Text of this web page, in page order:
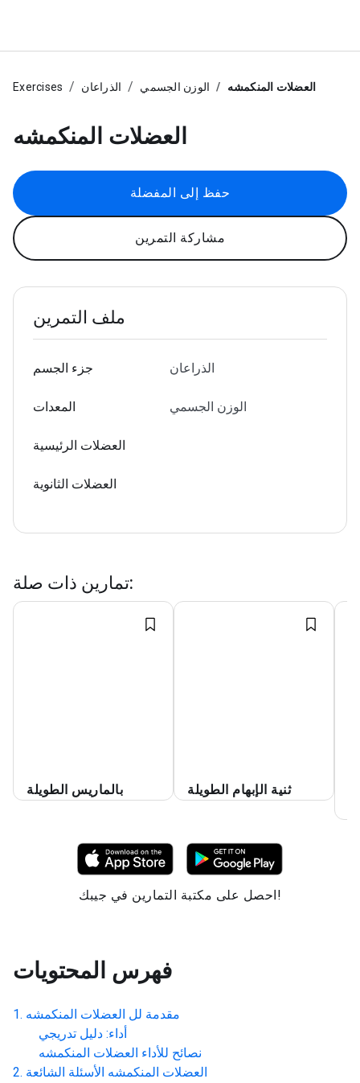
Exercises الذراعان الوزن الجسمي العضلات المنكمشه
العضلات المنكمشه
حفظ إلى المفضلة
مشاركة التمرين
ملف التمرين
جزء الجسم الذراعان
المعدات الوزن الجسمي
العضلات الرئيسية
العضلات الثانوية
تمارين ذات صلة:
بالماريس الطويلة
ثنية الإبهام الطويلة
احصل على مكتبة التمارين في جيبك!
فهرس المحتويات
مقدمة لل العضلات المنكمشه
أداء: دليل تدريجي
نصائح للأداء العضلات المنكمشه
العضلات المنكمشه الأسئلة الشائعة